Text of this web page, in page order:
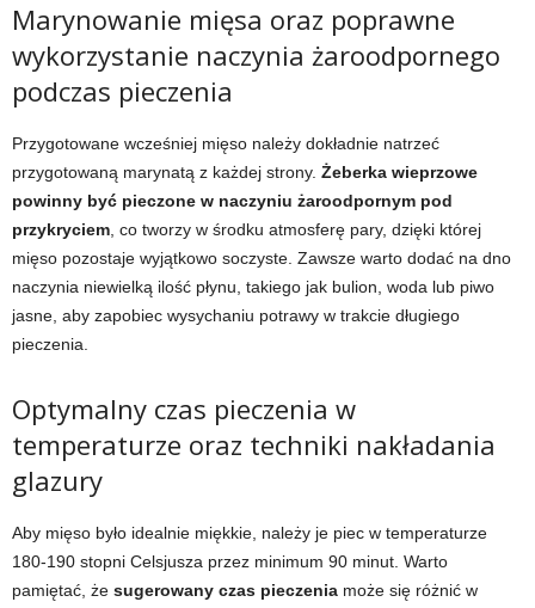
Marynowanie mięsa oraz poprawne
wykorzystanie naczynia żaroodpornego
podczas pieczenia
Przygotowane wcześniej mięso należy dokładnie natrzeć
przygotowaną marynatą z każdej strony. Żeberka wieprzowe
powinny być pieczone w naczyniu żaroodpornym pod
przykryciem , co tworzy w środku atmosferę pary, dzięki której
mięso pozostaje wyjątkowo soczyste. Zawsze warto dodać na dno
naczynia niewielką ilość płynu, takiego jak bulion, woda lub piwo
jasne, aby zapobiec wysychaniu potrawy w trakcie długiego
pieczenia.
Optymalny czas pieczenia w
temperaturze oraz techniki nakładania
glazury
Aby mięso było idealnie miękkie, należy je piec w temperaturze
180-190 stopni Celsjusza przez minimum 90 minut. Warto
pamiętać, że sugerowany czas pieczenia może się różnić w